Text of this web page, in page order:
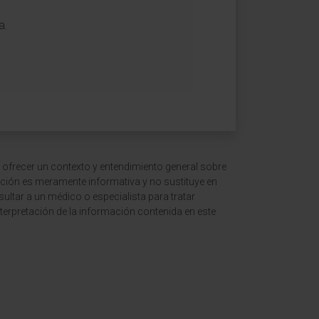
un contexto y entendimiento general sobre
es meramente informativa y no sustituye en
a un médico o especialista para tratar
de la información contenida en este